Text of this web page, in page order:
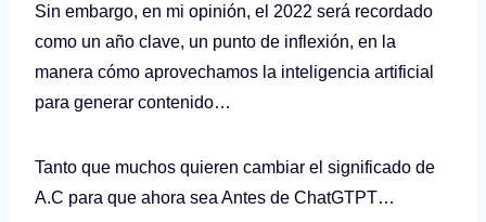
Sin embargo, en mi opinión, el 2022 será recordado
como un año clave, un punto de inflexión, en la
manera cómo aprovechamos la inteligencia artificial
para generar contenido…
Tanto que muchos quieren cambiar el significado de
A.C para que ahora sea Antes de ChatGTPT…